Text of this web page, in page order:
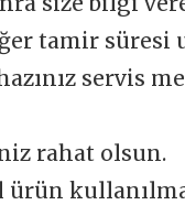
tamir süresi
servis
rahat olsun.
ürün